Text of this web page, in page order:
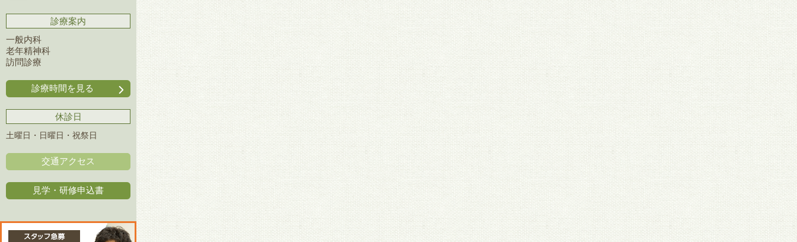
診療案内
一般内科
老年精神科
訪問診療
診療時間を見る
休診日
土曜日・日曜日・祝祭日
交通アクセス
見学・研修申込書